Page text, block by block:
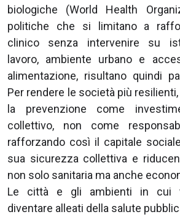
biologiche (World Health
politiche che si limitano a
clinico senza intervenire su
lavoro, ambiente urbano e
alimentazione, risultano quindi
Per rendere le società più
la prevenzione come
collettivo, non come
rafforzando così il capitale
sua sicurezza collettiva e
non solo sanitaria ma anche
Le città e gli ambienti in cui
diventare alleati della salute